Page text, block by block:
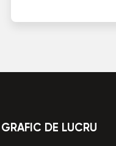
GRAFIC DE LUCRU